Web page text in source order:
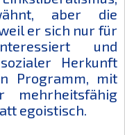
aber die
er sich nur für
und
Herkunft
Programm, mit
egoistisch.